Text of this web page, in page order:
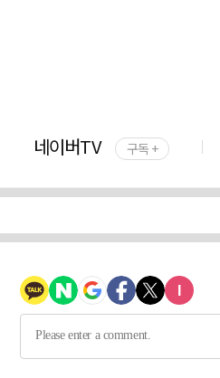
네이버TV 구독 +